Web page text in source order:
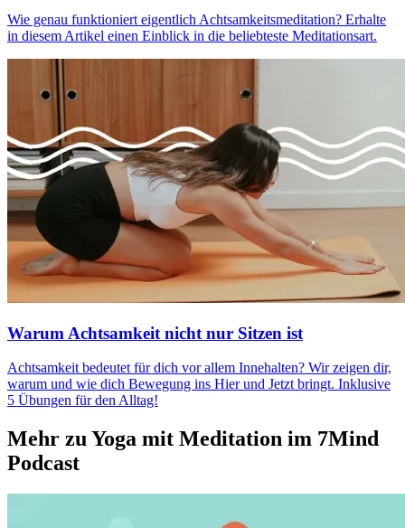
Wie genau funk­tio­niert eigent­lich Acht­sam­keits­me­di­ta­tion? Erhalte
in diesem Artikel einen Ein­blick in die belieb­teste Medi­ta­ti­ons­art.
Warum Achtsamkeit nicht nur Sitzen ist
Acht­sam­keit bedeu­tet für dich vor allem Inne­hal­ten? Wir zeigen dir,
warum und wie dich Bewe­gung ins Hier und Jetzt bringt. Inklu­sive
5 Übun­gen für den Alltag!
Mehr zu Yoga mit Meditation im 7Mind
Podcast